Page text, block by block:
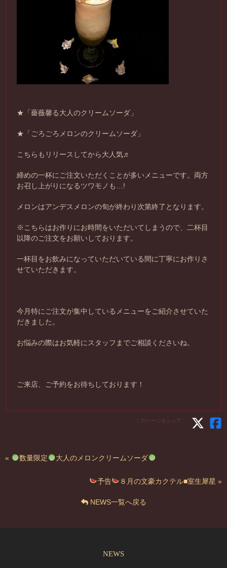
★「薔薇馨る大人のクリームソーダ」
★「ごろごろメロンのクリームソーダ」
こちらもリリースしてから大人気♬
締めの一杯にご注文いただくことが多いメニューです。両方
お召し上がりになるツワモノも…!
メロンはアンデスメロンの旬が終わり次第終了となります。
※こちらはお作りにお時間をいただいてしまうので、二杯目
以降のご注文をお願いしております。
一杯目をお飲みになっていただいている間に丁寧にお作りさ
せていただきます。
今月特にご注文が集中しているメニューをご紹介させていた
だきました。
お悩みの際はお気軽にスタッフまでご相談くださいね。
ご来店、ご予約をお待ちしております！
このページをシェア：
« 数量限定 大人のメロンクリームソーダ
予告 ８月の文豪カクテル■室生犀星 »
NEWS一覧へ戻る
NEWS